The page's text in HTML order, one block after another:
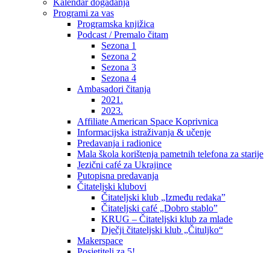
Kalendar događanja
Programi za vas
Programska knjižica
Podcast / Premalo čitam
Sezona 1
Sezona 2
Sezona 3
Sezona 4
Ambasadori čitanja
2021.
2023.
Affiliate American Space Koprivnica
Informacijska istraživanja & učenje
Predavanja i radionice
Mala škola korištenja pametnih telefona za starije
Jezični café za Ukrajince
Putopisna predavanja
Čitateljski klubovi
Čitateljski klub „Između redaka”
Čitateljski café „Dobro stablo”
KRUG – Čitateljski klub za mlade
Dječji čitateljski klub „Čituljko“
Makerspace